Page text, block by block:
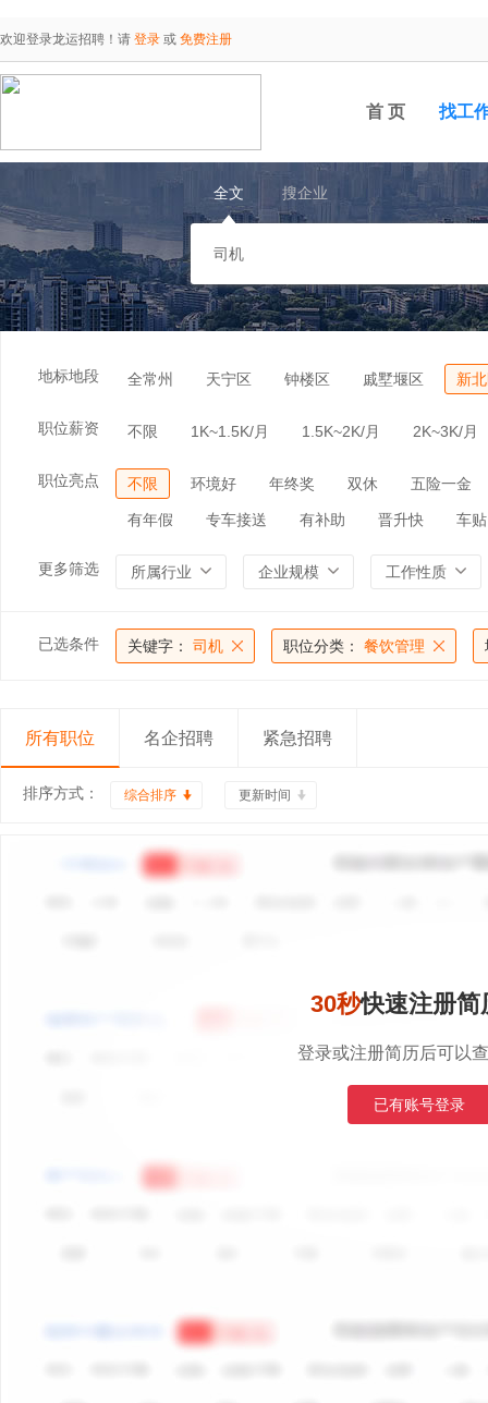
欢迎登录龙运招聘！请 登录 或 免费注册
首 页 找工
全文 搜企业
地标地段 全常州 天宁区 钟楼区 戚墅堰区 新
职位薪资 不限 1K~1.5K/月 1.5K~2K/月 2K~3K/月
职位亮点 不限 环境好 年终奖 双休 五险一金
有年假 专车接送 有补助 晋升快 车贴
更多筛选 所属行业 企业规模 工作性质
已选条件 关键字： 司机 职位分类： 餐饮管理
所有职位 名企招聘 紧急招聘
排序方式： 综合排序 更新时间
30秒快速注册简
登录或注册简历后可以
已有账号登录